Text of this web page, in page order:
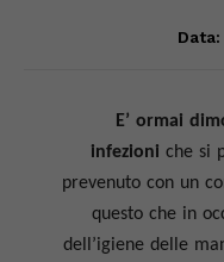
Data:
E’ ormai
infezioni che si
prevenuto con un
questo che in
dell’igiene delle